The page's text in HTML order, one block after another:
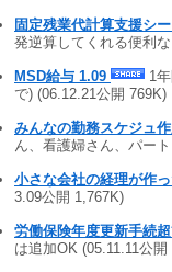
固定残業代計算支援シ
発逆算してくれる便利
MSD給与 1.09
1
で) (06.12.21公開 769K)
みんなの勤務スケジュ
ん、看護婦さん、パー
小さな会社の経理が作
3.09公開 1,767K)
労働保険年度更新手続
は追加OK (05.11.11公開